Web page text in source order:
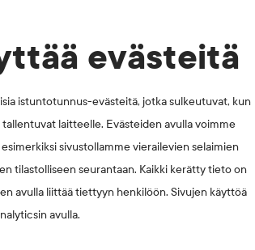
evästeitä
istuntotunnus-evästeitä, jotka sulkeutuvat, kun
laitteelle. Evästeiden avulla voimme
sivustollamme vierailevien selaimien
tilastolliseen seurantaan. Kaikki kerätty tieto on
avulla liittää tiettyyn henkilöön. Sivujen käyttöä
avulla.